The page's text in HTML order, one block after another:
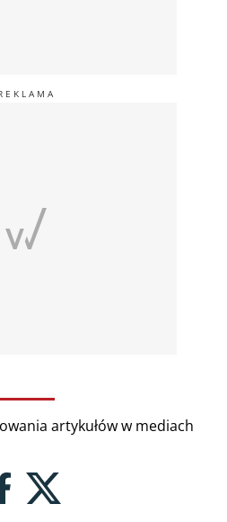
artykułów w mediach